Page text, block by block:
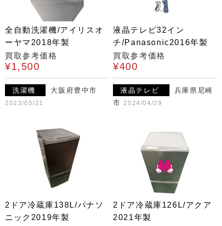
全自動洗濯機/アイリスオ
ーヤマ2018年製
買取参考価格
¥1,500
洗濯機 大阪府豊中市
2023/05/21
液晶テレビ32イン
チ/Panasonic2016年製
買取参考価格
¥400
液晶テレビ
兵庫県尼崎
市 2024/04/29
2ドア冷蔵庫138L/パナソ
ニック2019年製
2ドア冷蔵庫126L/アクア
2021年製